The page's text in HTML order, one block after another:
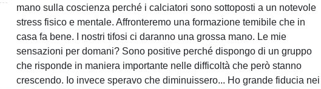
mano sulla coscienza perché i calciatori sono sottoposti a un notevole
stress fisico e mentale. Affronteremo una formazione temibile che in
casa fa bene. I nostri tifosi ci daranno una grossa mano. Le mie
sensazioni per domani? Sono positive perché dispongo di un gruppo
che risponde in maniera importante nelle difficoltà che però stanno
crescendo. Io invece speravo che diminuissero... Ho grande fiducia nei